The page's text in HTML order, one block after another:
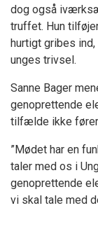
dog også
truffet. Hun
hurtigt gribes
unges trivsel.
Sanne Bager
genoprettende
tilfælde ikke fører
”Mødet har en
taler med os i
genoprettende
vi skal tale med